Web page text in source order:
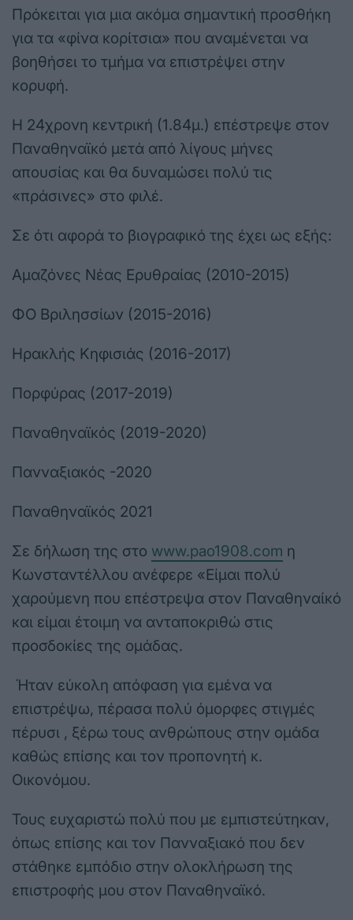
Πρόκειται για μια ακόμα σημαντική προσθήκη
για τα «φίνα κορίτσια» που αναμένεται να
βοηθήσει το τμήμα να επιστρέψει στην
κορυφή.
Η 24χρονη κεντρική (1.84μ.) επέστρεψε στον
Παναθηναϊκό μετά από λίγους μήνες
απουσίας και θα δυναμώσει πολύ τις
«πράσινες» στο φιλέ.
Σε ότι αφορά το βιογραφικό της έχει ως εξής:
Αμαζόνες Νέας Ερυθραίας (2010-2015)
ΦΟ Βριλησσίων (2015-2016)
Ηρακλής Κηφισιάς (2016-2017)
Πορφύρας (2017-2019)
Παναθηναϊκός (2019-2020)
Πανναξιακός -2020
Παναθηναϊκός 2021
Σε δήλωση της στο www.pao1908.com η
Κωνσταντέλλου ανέφερε «Είμαι πολύ
χαρούμενη που επέστρεψα στον Παναθηναίκό
και είμαι έτοιμη να ανταποκριθώ στις
προσδοκίες της ομάδας.
Ήταν εύκολη απόφαση για εμένα να
επιστρέψω, πέρασα πολύ όμορφες στιγμές
πέρυσι , ξέρω τους ανθρώπους στην ομάδα
καθώς επίσης και τον προπονητή κ.
Οικονόμου.
Τους ευχαριστώ πολύ που με εμπιστεύτηκαν,
όπως επίσης και τον Πανναξιακό που δεν
στάθηκε εμπόδιο στην ολοκλήρωση της
επιστροφής μου στον Παναθηναϊκό.